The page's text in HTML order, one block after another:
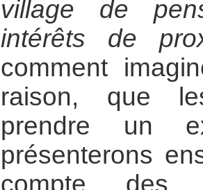
village de
intérêts de
comment
raison, que
prendre un
présenterons
compte des